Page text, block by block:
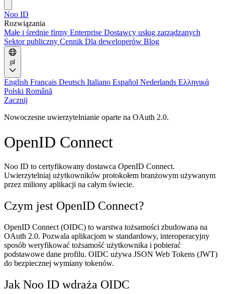
Noo ID
Rozwiązania
Małe i średnie firmy Enterprise Dostawcy usług zarządzanych
Sektor publiczny Cennik Dla deweloperów Blog
pl
English Français Deutsch Italiano Español Nederlands Ελληνικά
Polski Română
Zacznij
Nowoczesne uwierzytelnianie oparte na OAuth 2.0.
OpenID Connect
Noo ID to certyfikowany dostawca OpenID Connect.
Uwierzytelniaj użytkowników protokołem branżowym używanym
przez miliony aplikacji na całym świecie.
Czym jest OpenID Connect?
OpenID Connect (OIDC) to warstwa tożsamości zbudowana na
OAuth 2.0. Pozwala aplikacjom w standardowy, interoperacyjny
sposób weryfikować tożsamość użytkownika i pobierać
podstawowe dane profilu. OIDC używa JSON Web Tokens (JWT)
do bezpiecznej wymiany tokenów.
Jak Noo ID wdraża OIDC